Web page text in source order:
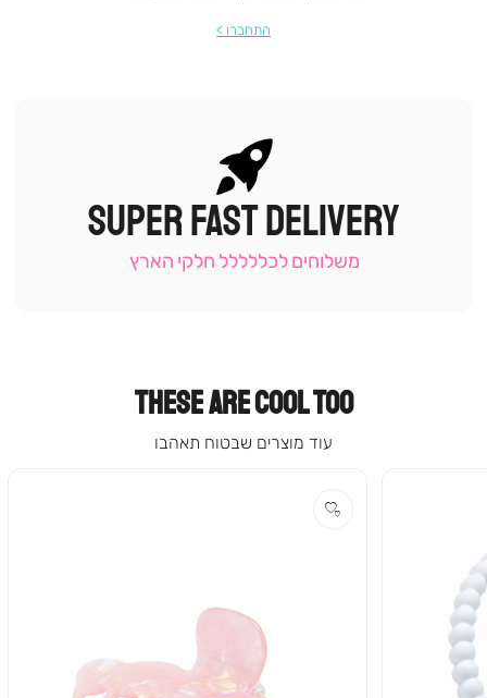
התחברו
|
תומכי
-
SUPER FAST DELIVERY
משלוחים לכללללל חלקי הארץ
THESE ARE COOL TOO
עוד מוצרים שבטוח תאהבו